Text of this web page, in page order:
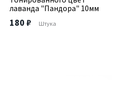
лаванда "Пандора" 10мм
180 ₽ Штука